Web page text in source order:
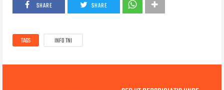
SHARE SHARE
TAGS INFO TNI